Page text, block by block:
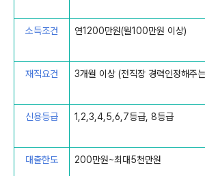
소득조건 연1200만원(월100만원 이상)
재직요건 3개월 이상 (전직장 경력인정해주
신용등급 1,2,3,4,5,6,7등급, 8등급
대출한도 200만원~최대5천만원